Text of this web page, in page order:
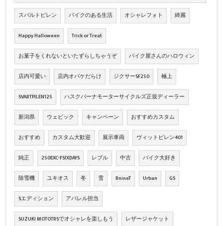
スバルトピレン バイクのある生活 オシャレフォト 綺麗
Happy Halloween Trick or Treat
お菓子をくれないといたずらしちゃうぞ バイク屋さんのハロウィン
店内可愛い 店内オバケだらけ ジクサーSF250 極上
SVARTPILEN125 ハスクバーナモーターサイクルズ正規ディーラー
新潟県 ウェビック キャンペーン おすすめカスタム
おすすめ カスタム大歓迎 展示車両 ヴィットピレン401
純正 250EXC-FSIXDAYS レブル 中古 バイク大好き
除雪機 ユキオス 冬 雪 RnineT Urban GS
Sエディション アパレル担当
SUZUKI MOTOTRSでオシャレを楽しもう レザージャケット